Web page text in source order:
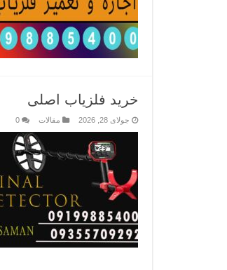
خرید فلزیاب اصلی
جولای 28, 2026 مقالات 0